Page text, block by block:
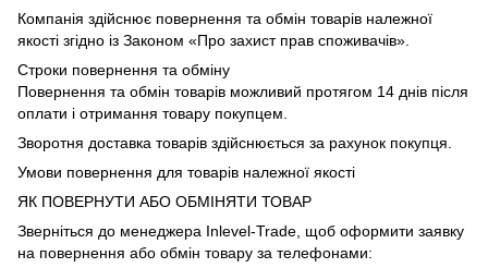
Компанія здійснює повернення та обмін товарів належної
якості згідно із Законом «Про захист прав споживачів».
Строки повернення та обміну
Повернення та обмін товарів можливий протягом 14 днів після
оплати і отримання товару покупцем.
Зворотня доставка товарів здійснюється за рахунок покупця.
Умови повернення для товарів належної якості
ЯК ПОВЕРНУТИ АБО ОБМІНЯТИ ТОВАР
Зверніться до менеджера Inlevel-Trade, щоб оформити заявку
на повернення або обмін товару за телефонами: